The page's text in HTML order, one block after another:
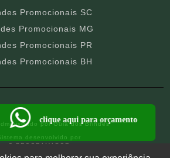
Promocionais SC
Promocionais MG
Promocionais PR
Promocionais BH
porGuia dos Brindes
desenvolvido por
O PROGRAMADOR
clique aqui para orçamento